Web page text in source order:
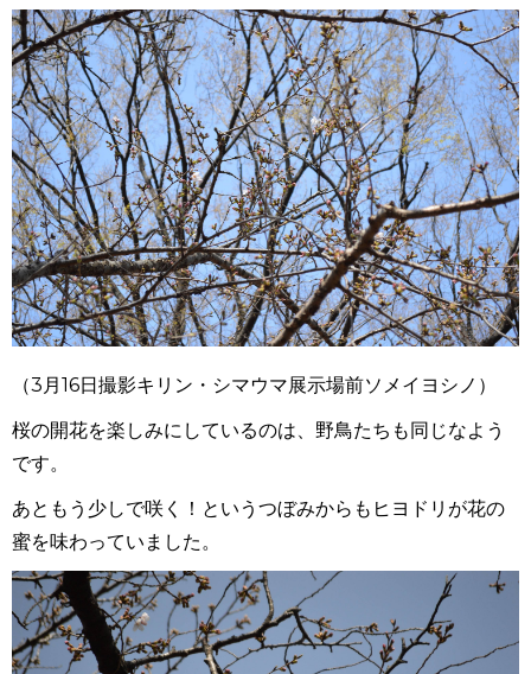
（3月 16日撮影キリン・シマウマ展示場前ソメイヨシノ）
桜の開花を楽しみにしているのは、野鳥たちも同じなよう
です。
あともう少しで咲く！というつぼみからもヒヨドリが花の
蜜を味わっていました。